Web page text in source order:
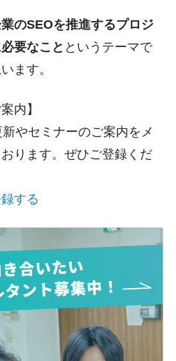
のSEOを推進するプロジ
要なこと というテーマで
ます。
内】
やセミナーのご案内をメ
ります。ぜひご登録くだ
する